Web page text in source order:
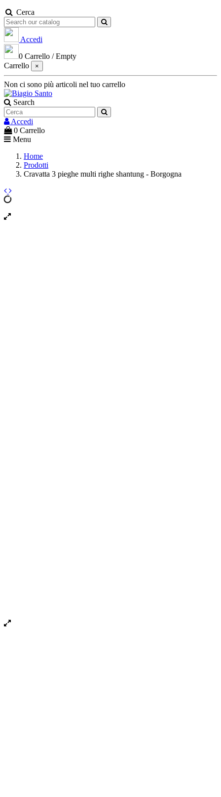
Cerca
Accedi
0 Carrello /Empty
Carrello
×
Non ci sono più articoli nel tuo carrello
Search
Accedi
0 Carrello
Menu
Home
Prodotti
Cravatta 3 pieghe multi righe shantung - Borgogna